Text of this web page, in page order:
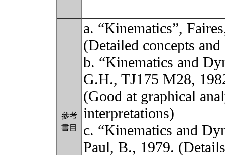
參考
書目
a. “Kinematics”,
(Detailed concepts
b. “Kinematics and
G.H., TJ175 M28,
(Good at graphical
interpretations)
c. “Kinematics and
Paul, B., 1979.